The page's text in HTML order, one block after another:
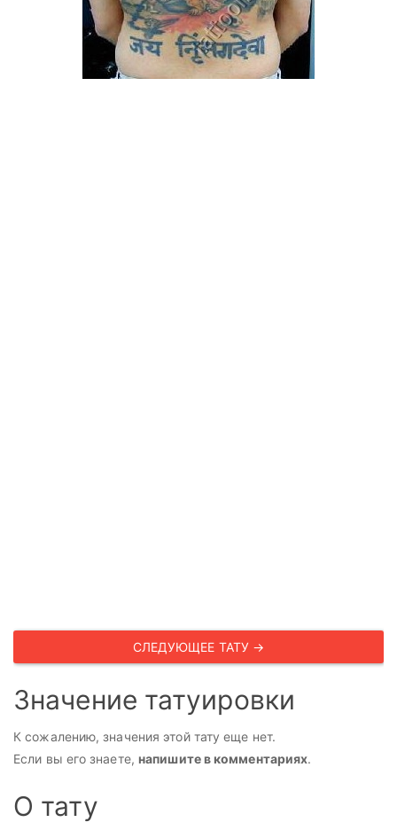
СЛЕДУЮЩЕЕ ТАТУ →
Значение татуировки
К сожалению, значения этой тату еще нет.
Если вы его знаете, напишите в комментариях.
О тату